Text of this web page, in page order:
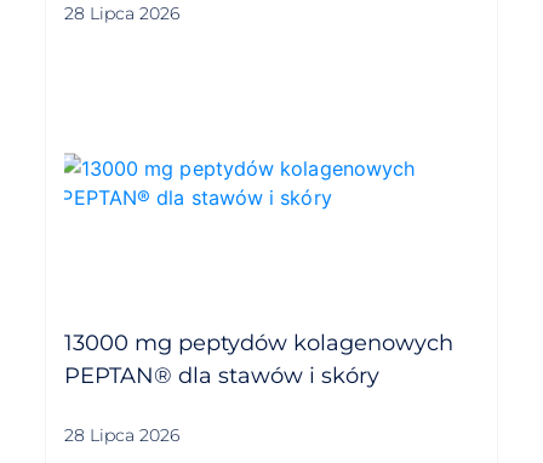
28 Lipca 2026
13000 mg peptydów kolagenowych
PEPTAN® dla stawów i skóry
28 Lipca 2026